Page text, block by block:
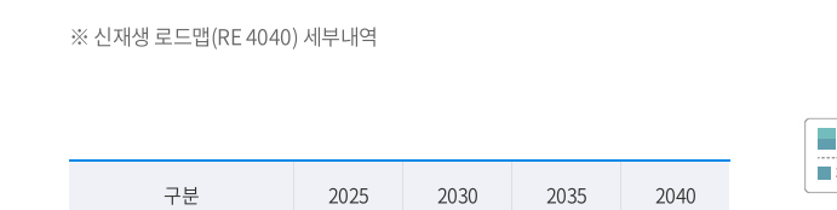
※ 신재생 로드맵(RE 4040) 세부내역
구분 2025 2030 2035 2040